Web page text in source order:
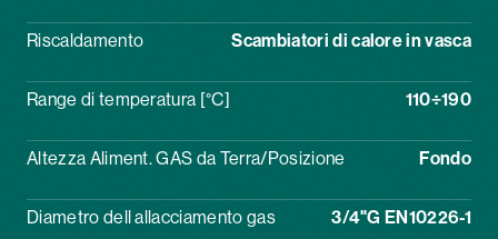
Riscaldamento Scambiatori di calore in vasca
Range di temperatura [°C] 110÷190
Altezza Aliment. GAS da Terra/Posizione Fondo
Diametro dell allacciamento gas 3/4"G EN10226-1